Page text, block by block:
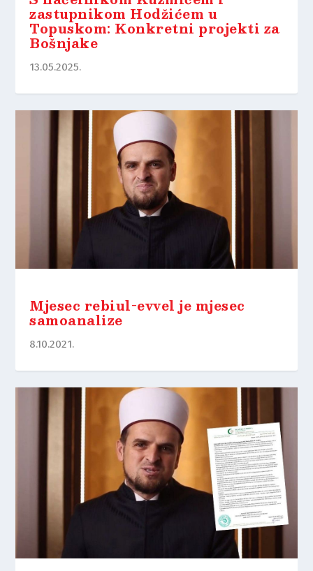
zastupnikom Hodžićem u
Topuskom: Konkretni projekti za
Bošnjake
13.05.2025.
Mjesec rebiul-evvel je mjesec
samoanalize
8.10.2021.